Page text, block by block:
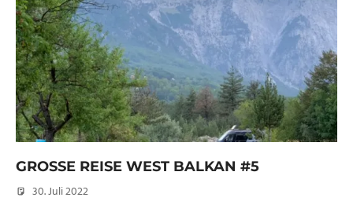
GROSSE REISE WEST BALKAN #5
30. Juli 2022